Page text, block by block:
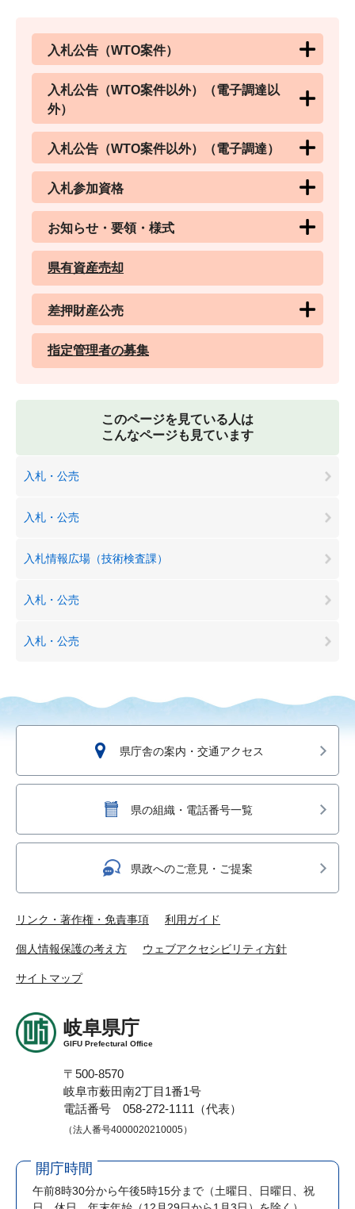
入札公告（WTO案件）
入札公告（WTO案件以外）（電子調達以
外）
入札公告（WTO案件以外）（電子調達）
入札参加資格
お知らせ・要領・様式
県有資産売却
差押財産公売
指定管理者の募集
このページを見ている人は
こんなページも見ています
入札・公売
入札・公売
入札情報広場（技術検査課）
入札・公売
入札・公売
県庁舎の案内・交通アクセス
県の組織・電話番号一覧
県政へのご意見・ご提案
リンク・著作権・免責事項 利用ガイド
個人情報保護の考え方 ウェブアクセシビリティ方針
サイトマップ
岐阜県庁
GIFU Prefectural Office
〒500-8570
岐阜市薮田南2丁目1番1号
電話番号 058-272-1111（代表）
（法人番号4000020210005）
開庁時間
午前8時30分から午後5時15分まで （土曜日、日曜日、祝